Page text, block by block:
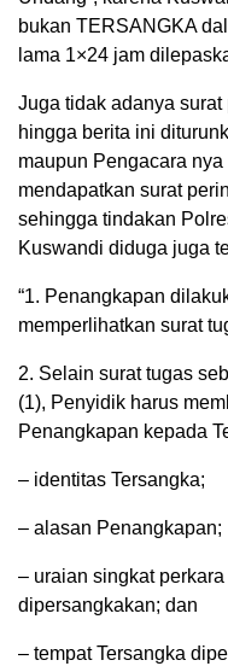
bukan TERSANGKA
lama 1×24 jam
Juga tidak adanya
hingga berita ini
maupun Pengacara
mendapatkan surat
sehingga tindakan
Kuswandi diduga juga
“1. Penangkapan
memperlihatkan surat
2. Selain surat tugas
(1), Penyidik harus
Penangkapan kepada
– identitas Tersangka;
– alasan Penangkapan;
– uraian singkat
dipersangkakan; dan
– tempat Tersangka